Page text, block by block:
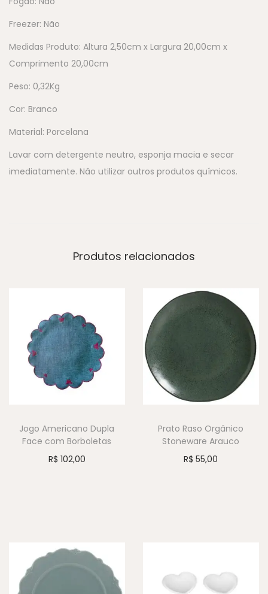
Freezer: Não
Medidas Produto: Altura 2,50cm x Largura 20,00cm x
Comprimento 20,00cm
Peso: 0,32Kg
Cor: Branco
Material: Porcelana
Lavar com detergente neutro, esponja macia e secar
imediatamente. Não utilizar outros produtos químicos.
Produtos relacionados
Jogo Americano Dupla
Face com Borboletas
R$ 102,00
Prato Raso Orgânico
Stoneware Arauco
R$ 55,00